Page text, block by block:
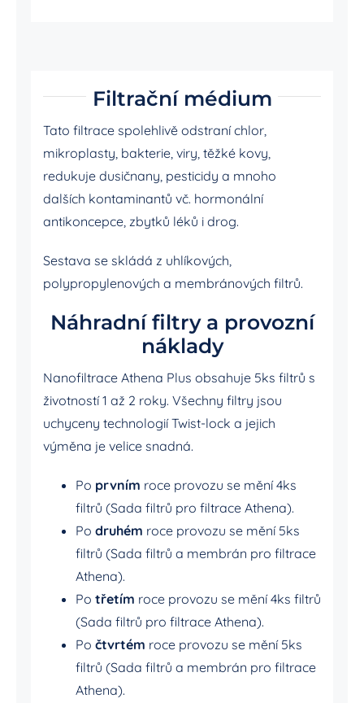
Filtrační médium
Tato filtrace spolehlivě odstraní chlor,
mikroplasty, bakterie, viry, těžké kovy,
redukuje dusičnany, pesticidy a mnoho
dalších kontaminantů vč. hormonální
antikoncepce, zbytků léků i drog.
Sestava se skládá z uhlíkových,
polypropylenových a membránových filtrů.
Náhradní filtry a provozní
náklady
Nanofiltrace Athena Plus obsahuje 5ks filtrů s
životností 1 až 2 roky. Všechny filtry jsou
uchyceny technologií Twist-lock a jejich
výměna je velice snadná.
Po prvním roce provozu se mění 4ks
filtrů (Sada filtrů pro filtrace Athena).
Po druhém roce provozu se mění 5ks
filtrů (Sada filtrů a membrán pro filtrace
Athena).
Po třetím roce provozu se mění 4ks filtrů
(Sada filtrů pro filtrace Athena).
Po čtvrtém roce provozu se mění 5ks
filtrů (Sada filtrů a membrán pro filtrace
Athena).